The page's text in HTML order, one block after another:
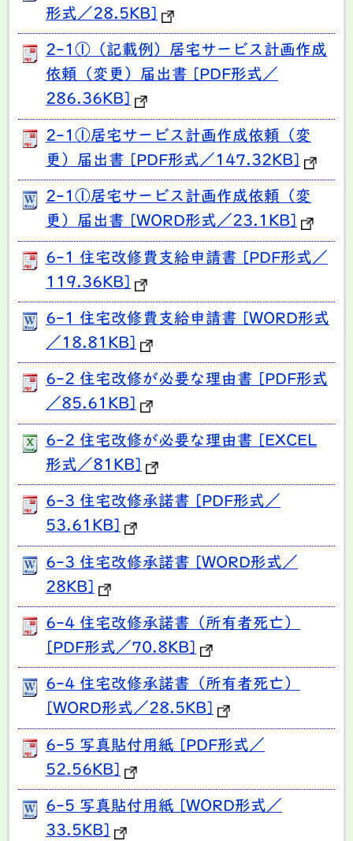
形式／28.5KB]
2-1①（記載例）居宅サービス計画作成
依頼（変更）届出書 [PDF形式／
286.36KB]
2-1①居宅サービス計画作成依頼（変
更）届出書 [PDF形式／147.32KB]
2-1①居宅サービス計画作成依頼（変
更）届出書 [WORD形式／23.1KB]
6-1 住宅改修費支給申請書 [PDF形式／
119.36KB]
6-1 住宅改修費支給申請書 [WORD形式
／18.81KB]
6-2 住宅改修が必要な理由書 [PDF形式
／85.61KB]
6-2 住宅改修が必要な理由書 [EXCEL
形式／81KB]
6-3 住宅改修承諾書 [PDF形式／
53.61KB]
6-3 住宅改修承諾書 [WORD形式／
28KB]
6-4 住宅改修承諾書（所有者死亡）
[PDF形式／70.8KB]
6-4 住宅改修承諾書（所有者死亡）
[WORD形式／28.5KB]
6-5 写真貼付用紙 [PDF形式／
52.56KB]
6-5 写真貼付用紙 [WORD形式／
33.5KB]